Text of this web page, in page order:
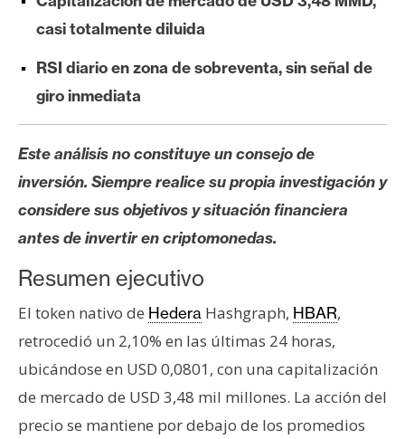
A
á
l
i
s
s
N
o
a
s
d
e
casi totalmente diluida
RSI diario en zona de sobreventa, sin señal de
giro inmediata
Este análisis no constituye un consejo de
inversión. Siempre realice su propia investigación y
considere sus objetivos y situación financiera
antes de invertir en criptomonedas.
Resumen ejecutivo
El token nativo de Hedera Hashgraph, HBAR,
retrocedió un 2,10% en las últimas 24 horas,
ubicándose en USD 0,0801, con una capitalización
de mercado de USD 3,48 mil millones. La acción del
precio se mantiene por debajo de los promedios